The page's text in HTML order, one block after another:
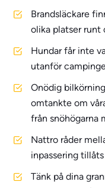
Brandsläckare
olika platser runt
Hundar får inte
utanför
Onödig
omtankte om
från snöhögarna
Nattro råder
inpassering
Tänk på dina